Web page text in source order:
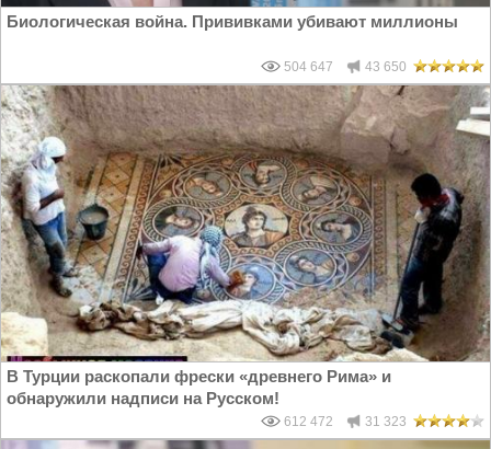
Биологическая война. Прививками убивают миллионы
504 647 43 650
В Турции раскопали фрески «древнего Рима» и
обнаружили надписи на Русском!
612 472 31 323